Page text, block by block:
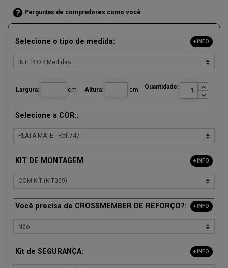
Perguntas de compradores como você
Selecione o tipo de medida: + INFO
Largura: cm Altura: cm Quantidade:


Selecione a COR::
KIT DE MONTAGEM + INFO
Você precisa de CROSSMEMBER DE REFORÇO?: + INFO
Kit de SEGURANÇA: + INFO